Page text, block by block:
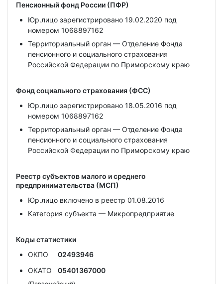
Пенсионный фонд России (ПФР)
Юр.лицо зарегистрировано 19.02.2020 под
номером 1068897162
Территориальный орган — Отделение Фонда
пенсионного и социального страхования
Российской Федерации по Приморскому краю
Фонд социального страхования (ФСС)
Юр.лицо зарегистрировано 18.05.2016 под
номером 1068897162
Территориальный орган — Отделение Фонда
пенсионного и социального страхования
Российской Федерации по Приморскому краю
Реестр субъектов малого и среднего
предпринимательства (МСП)
Юр.лицо включено в реестр 01.08.2016
Категория субъекта — Микропредприятие
Коды статистики
ОКПО
02493946
ОКАТО
05401367000